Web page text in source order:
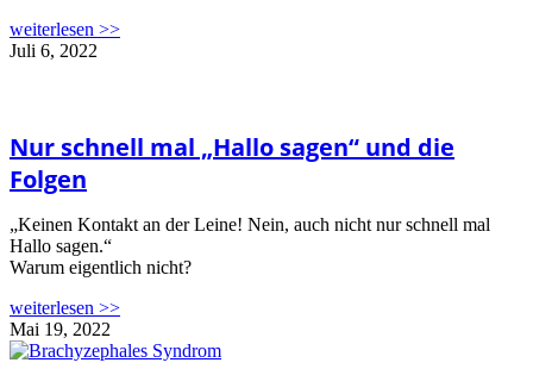
weiterlesen >>
Juli 6, 2022
Nur schnell mal „Hallo sagen“ und die
Folgen
„Keinen Kontakt an der Leine! Nein, auch nicht nur schnell mal
Hallo sagen.“
Warum eigentlich nicht?
weiterlesen >>
Mai 19, 2022